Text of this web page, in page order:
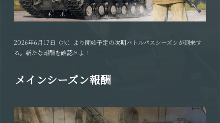
2026年6月17日（水）より開始予定の次期バトルパスシーズンが到来す
る。新たな報酬を確認せよ！
メインシーズン報酬